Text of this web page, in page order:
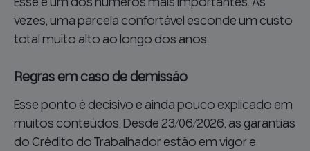
vezes, uma parcela confortável esconde um custo
total muito alto ao longo dos anos.
Regras em caso de demissão
Esse ponto é decisivo e ainda pouco explicado em
muitos conteúdos. Desde 23/06/2026, as garantias
do Crédito do Trabalhador estão em vigor e